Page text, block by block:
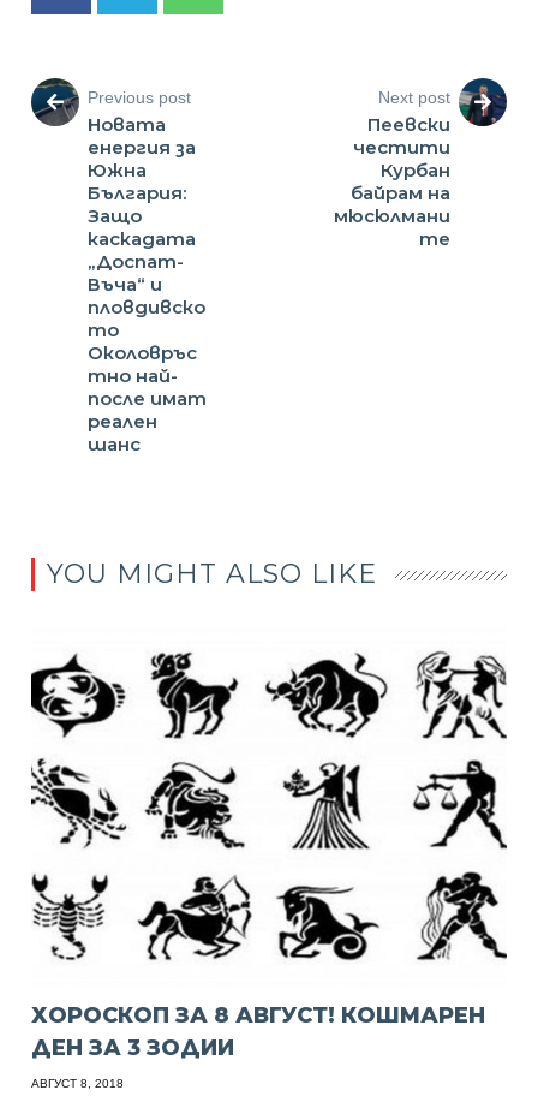
Previous post
Новата
енергия за
Южна
България:
Защо
каскадата
„Доспат-
Въча“ и
пловдивско
то
Околовръс
тно най-
после имат
реален
шанс
Next post
Пеевски
честити
Курбан
байрам на
мюсюлмани
те
YOU MIGHT ALSO LIKE
ХОРОСКОП ЗА 8 АВГУСТ! КОШМАРЕН
ДЕН ЗА 3 ЗОДИИ
АВГУСТ 8, 2018